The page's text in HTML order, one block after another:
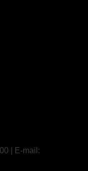
| E-mail: